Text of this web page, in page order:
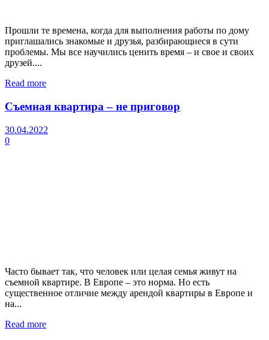
Прошли те времена, когда для выполнения работы по дому
приглашались знакомые и друзья, разбирающиеся в сути
проблемы. Мы все научились ценить время – и свое и своих
друзей....
Read more
Съемная квартира – не приговор
30.04.2022
0
Часто бывает так, что человек или целая семья живут на
съемной квартире. В Европе – это норма. Но есть
существенное отличие между арендой квартиры в Европе и
на...
Read more